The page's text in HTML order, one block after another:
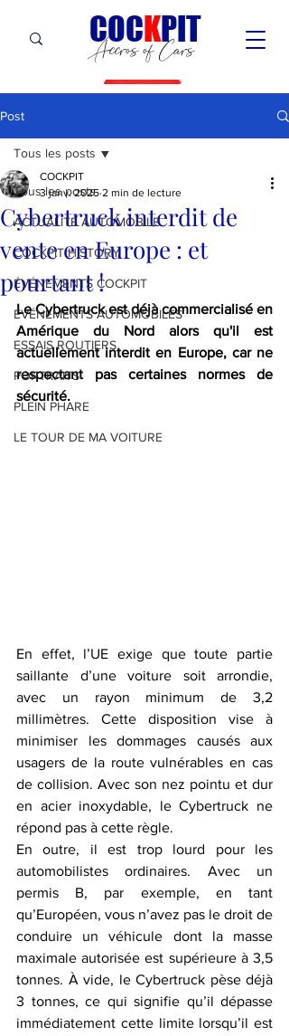
Accros of Cars
COCKPIT
Post
Tous les posts
ACTUALITÉ AUTOMOBILE
COCKPIT HiSTORY
ÉVÉNEMENTS COCKPIT
ÉVÉNEMENTS AUTOMOBILES
ESSAIS ROUTIERS
PORTRAITS
PLEIN PHARE
LE TOUR DE MA VOITURE
Tous les posts
Cybertruck interdit de
vente en Europe : et
pourtant !
COCKPIT
3 janv. 2025 2 min de lecture
Le Cybertruck est déjà commercialisé en
Amérique du Nord alors qu'il est
actuellement interdit en Europe, car ne
respectant pas certaines normes de
sécurité.
En effet, l’UE exige que toute partie
saillante d’une voiture soit arrondie,
avec un rayon minimum de 3,2
millimètres. Cette disposition vise à
minimiser les dommages causés aux
usagers de la route vulnérables en cas
de collision. Avec son nez pointu et dur
en acier inoxydable, le Cybertruck ne
répond pas à cette règle.
En outre, il est trop lourd pour les
automobilistes ordinaires. Avec un
permis B, par exemple, en tant
qu’Européen, vous n’avez pas le droit de
conduire un véhicule dont la masse
maximale autorisée est supérieure à 3,5
tonnes. À vide, le Cybertruck pèse déjà
3 tonnes, ce qui signifie qu’il dépasse
immédiatement cette limite lorsqu’il est